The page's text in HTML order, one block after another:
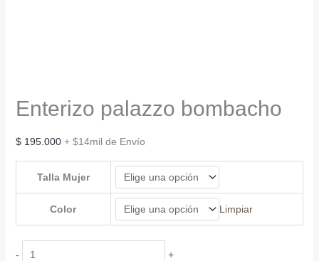
Enterizo palazzo bombacho
$195.000 + $14mil de Envío
Talla Mujer
Color Limpiar
-
Enterizo
+